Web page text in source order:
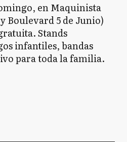
en Maquinista
Boulevard 5 de Junio)
Stands
infantiles, bandas
para toda la familia.